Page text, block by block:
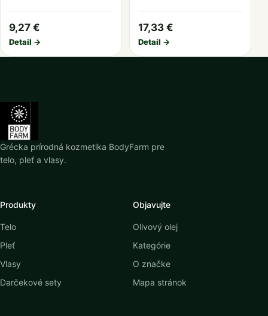
9,27 €
Detail →
17,33 €
Detail →
Grécka prírodná kozmetika BodyFarm pre
telo, pleť a vlasy.
Produkty
Telo
Pleť
Vlasy
Darčekové sety
Objavujte
Olivový olej
Kategórie
O značke
Mapa stránok